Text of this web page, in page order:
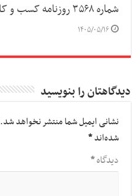
شماره ۳۵۶۸ روزنامه کسب و کار
۱۴۰۵/۰۵/۱۶
دیدگاهتان را بنویسید
نشانی ایمیل شما منتشر نخواهد شد.
شده‌اند*
دیدگاه*